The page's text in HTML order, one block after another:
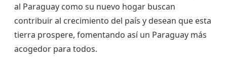
al Paraguay como su nuevo hogar buscan
contribuir al crecimiento del país y desean que esta
tierra prospere, fomentando así un Paraguay más
acogedor para todos.